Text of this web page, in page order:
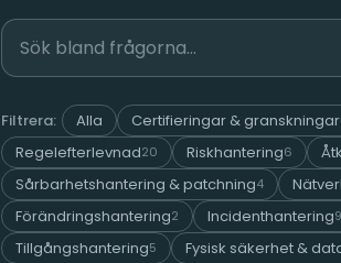
Filtrera: Alla Certifieringar & granskningar
Regelefterlevnad20 Riskhantering6
Sårbarhetshantering & patchning4
Förändringshantering2 Incidenthantering9
Tillgångshantering5 Fysisk säkerhet &